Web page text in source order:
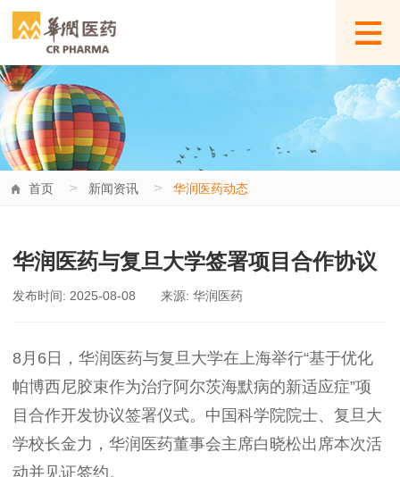
首页 > 新闻资讯 > 华润医药动态
华润医药与复旦大学签署项目合作协议
发布时间: 2025-08-08 来源: 华润医药
8月6日，华润医药与复旦大学在上海举行“基于优化
帕博西尼胶束作为治疗阿尔茨海默病的新适应症”项
目合作开发协议签署仪式。中国科学院院士、复旦大
学校长金力，华润医药董事会主席白晓松出席本次活
动并见证签约。